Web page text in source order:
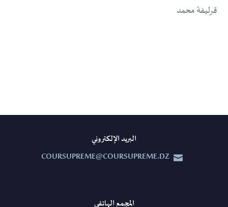
قرليفة محمد
البريد الإلكتروني


COURSUPREME@COURSUPREME.DZ
المجمع الهاتفي